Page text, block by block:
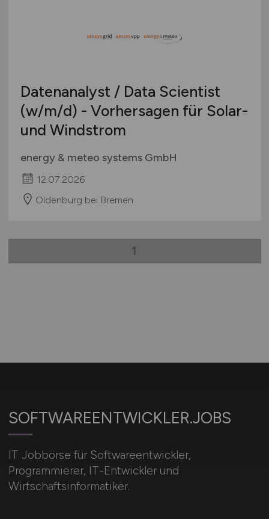
Datenanalyst / Data Scientist
(w/m/d) - Vorhersagen für Solar-
und Windstrom
energy & meteo systems GmbH
12.07.2026
Oldenburg bei Bremen
1
SOFTWAREENTWICKLER.JOBS
IT Jobbörse für Softwareentwickler,
Programmierer, IT-Entwickler und
Wirtschaftsinformatiker.